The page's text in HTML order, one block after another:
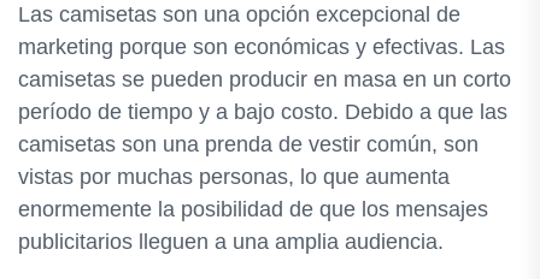
Las camisetas son una opción excepcional de
marketing porque son económicas y efectivas. Las
camisetas se pueden producir en masa en un corto
período de tiempo y a bajo costo. Debido a que las
camisetas son una prenda de vestir común, son
vistas por muchas personas, lo que aumenta
enormemente la posibilidad de que los mensajes
publicitarios lleguen a una amplia audiencia.